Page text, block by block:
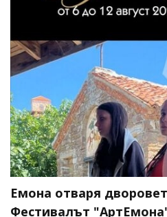
Емона отваря
Фестивалът